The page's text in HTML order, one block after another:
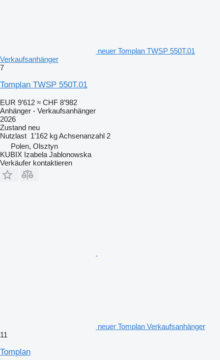
neuer Tomplan TWSP 550T.01
Verkaufsanhänger
7
Tomplan TWSP 550T.01
EUR 9’612 ≈ CHF 8’982
Anhänger - Verkaufsanhänger
2026
Zustand neu
Nutzlast 1’162 kgAchsenanzahl 2
Polen, Olsztyn
KUBIX Izabela Jablonowska
Verkäufer kontaktieren
neuer Tomplan Verkaufsanhänger
11
Tomplan